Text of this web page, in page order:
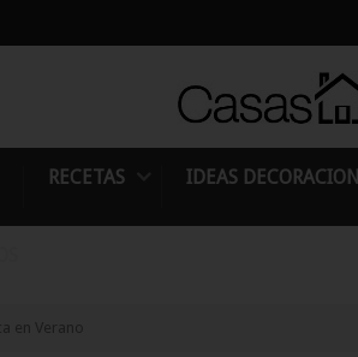
RECETAS IDEAS DECORACION